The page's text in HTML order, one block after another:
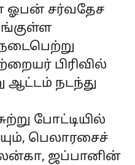
ஓபன் சர்வதேச
பிரிவில்
ஆட்டம் நடந்து
போட்டியில்
பெலாரசைச்
ஜப்பானின்